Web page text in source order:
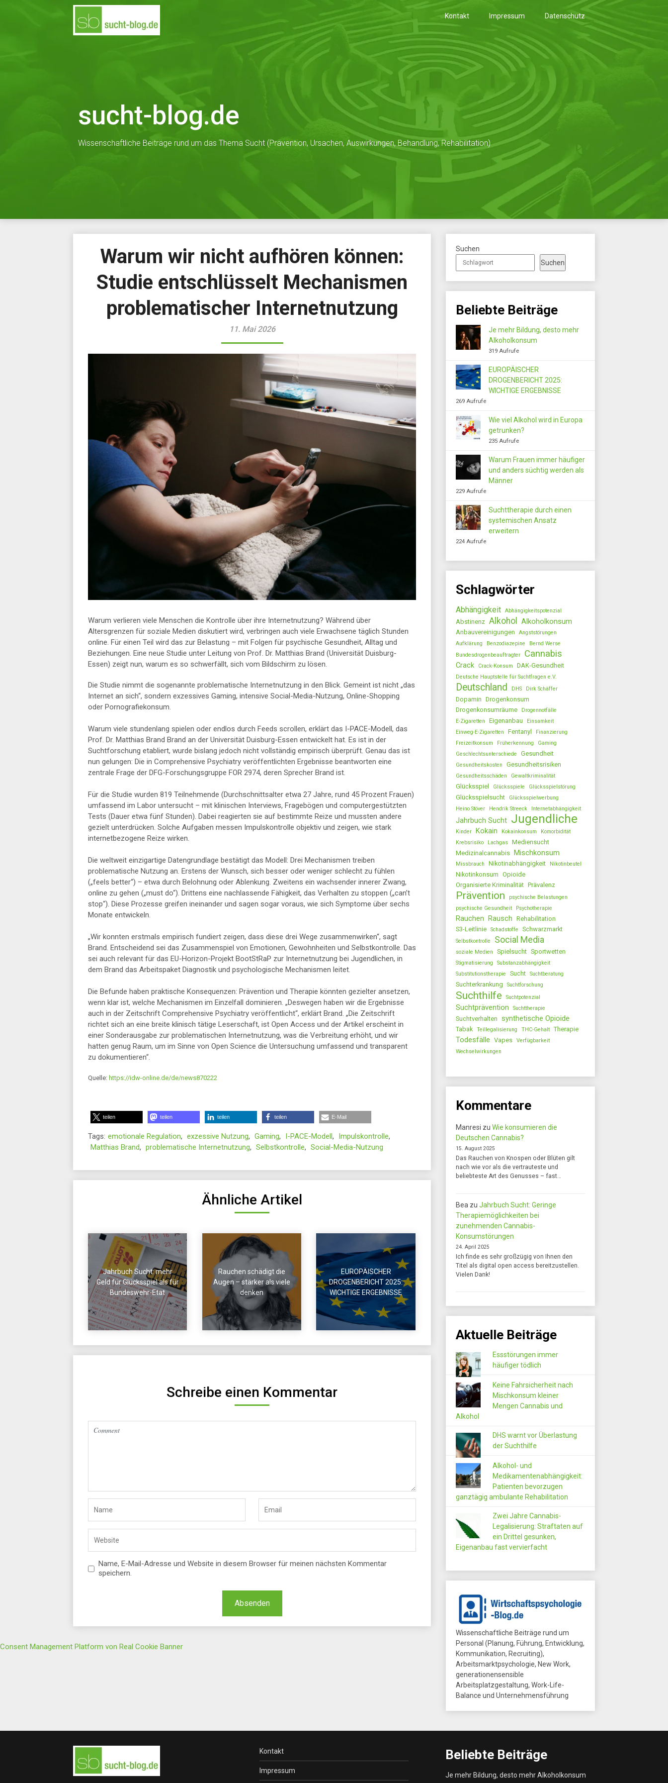
Kontakt Impressum Datenschutz
sucht-blog.de
Wissenschaftliche Beiträge rund um das Thema Sucht (Prävention, Ursachen, Auswirkungen, Behandlung, Rehabilitation)
Warum wir nicht aufhören können:
Studie entschlüsselt Mechanismen
problematischer Internetnutzung
11. Mai 2026
Warum verlieren viele Menschen die Kontrolle über ihre Internetnutzung? Während über
Altersgrenzen für soziale Medien diskutiert wird, verbringen auch viele Erwachsene täglich Stunden
online. Für einen Teil wird das zur Belastung – mit Folgen für psychische Gesundheit, Alltag und
Beziehungen. Eine neue Studie unter Leitung von Prof. Dr. Matthias Brand (Universität Duisburg-
Essen) zeigt nun, warum es so schwerfällt, sich vom Bildschirm zu lösen.
Die Studie nimmt die sogenannte problematische Internetnutzung in den Blick. Gemeint ist nicht „das
Internet an sich“, sondern exzessives Gaming, intensive Social-Media-Nutzung, Online-Shopping
oder Pornografiekonsum.
Warum viele stundenlang spielen oder endlos durch Feeds scrollen, erklärt das I-PACE-Modell, das
Prof. Dr. Matthias Brand Brand an der Universität Duisburg-Essen entwickelt hat. Es ist in der
Suchtforschung etabliert, wurde bislang jedoch nicht vollständig empirisch überprüft. Genau das ist
nun gelungen: Die in Comprehensive Psychiatry veröffentlichten Ergebnisse beantworten eine
zentrale Frage der DFG-Forschungsgruppe FOR 2974, deren Sprecher Brand ist.
Für die Studie wurden 819 Teilnehmende (Durchschnittsalter etwa 27 Jahre, rund 45 Prozent Frauen)
umfassend im Labor untersucht – mit klinischen Interviews, Fragebögen und computergestützten
Tests (Dauer etwa fünf Stunden). Dabei reagierten sie auf bestimmte Reize und mussten andere
gezielt unterdrücken. Solche Aufgaben messen Impulskontrolle objektiv und zeigen, wie stark
internetbezogene Reize wirken.
Die weltweit einzigartige Datengrundlage bestätigt das Modell: Drei Mechanismen treiben
problematische Nutzung an. Erstens der Wunsch, sich besser oder weniger schlecht zu fühlen
(„feels better“) – etwa durch Belohnung oder Ablenkung. Zweitens ein wachsender innerer Zwang,
online zu gehen („must do“). Drittens eine nachlassende Fähigkeit, das Verhalten zu stoppen („can’t
stop“). Diese Prozesse greifen ineinander und sagen sogar voraus, wie sich Symptome über sechs
Monate entwickeln.
„Wir konnten erstmals empirisch fundiert zeigen, dass diese drei Wege zusammenwirken“, sagt
Brand. Entscheidend sei das Zusammenspiel von Emotionen, Gewohnheiten und Selbstkontrolle. Das
sei auch relevant für das EU-Horizon-Projekt BootStRaP zur Internetnutzung bei Jugendlichen, in
dem Brand das Arbeitspaket Diagnostik und psychologische Mechanismen leitet.
Die Befunde haben praktische Konsequenzen: Prävention und Therapie könnten gezielter ansetzen,
wenn klar ist, welche Mechanismen im Einzelfall dominieren. „Deswegen haben wir die Ergebnisse
auch in der Zeitschrift Comprehensive Psychiatry veröffentlicht“, erklärt Brand. „Die Zeitschrift
richtet sich an eine breite klinisch tätige Leserschaft, ist Open Access und der Artikel erscheint in
einer Sonderausgabe zur problematischen Internetnutzung, was die Verbreitung erhöht, und wir
hatten genug Raum, um im Sinne von Open Science die Untersuchung umfassend und transparent
zu dokumentieren“.
Quelle: https://idw-online.de/de/news870222
teilen teilen teilen teilen E-Mail
Tags: emotionale Regulation, exzessive Nutzung, Gaming, I-PACE-Modell, Impulskontrolle,
Matthias Brand, problematische Internetnutzung, Selbstkontrolle, Social-Media-Nutzung
Ähnliche Artikel
Jahrbuch Sucht: mehr
Geld für Glücksspiel als für
Bundeswehr-Etat
Rauchen schädigt die
Augen – stärker als viele
denken
EUROPÄISCHER
DROGENBERICHT 2025:
WICHTIGE ERGEBNISSE
Schreibe einen Kommentar
Name, E-Mail-Adresse und Website in diesem Browser für meinen nächsten Kommentar
speichern.
Suchen
Suchen
Beliebte Beiträge
Je mehr Bildung, desto mehr
Alkoholkonsum
319 Aufrufe
EUROPÄISCHER
DROGENBERICHT 2025:
WICHTIGE ERGEBNISSE
269 Aufrufe
Wie viel Alkohol wird in Europa
getrunken?
235 Aufrufe
Warum Frauen immer häufiger
und anders süchtig werden als
Männer
229 Aufrufe
Suchttherapie durch einen
systemischen Ansatz
erweitern
224 Aufrufe
Schlagwörter
Abhängigkeit Abhängigkeitspotenzial
Abstinenz Alkohol Alkoholkonsum
Anbauvereinigungen
Angststörungen
Aufklärung
Benzodiazepine
Bernd Werse
Bundesdrogenbeauftragter
Cannabis
Crack Crack-Konsum DAK-Gesundheit
Deutsche Hauptstelle für Suchtfragen e.V.
Deutschland DHS Dirk Schäffer
Dopamin Drogenkonsum
Drogenkonsumräume
Drogennotfälle
E-Zigaretten
Eigenanbau
Einsamkeit
Einweg-E-Zigaretten
Fentanyl
Finanzierung
Freizeitkonsum
Früherkennung
Gaming
Geschlechtsunterschiede
Gesundheit
Gesundheitskosten Gesundheitsrisiken
Gesundheitsschäden Gewaltkriminalität
Glücksspiel Glücksspiele Glücksspielstörung
Glücksspielsucht
Glücksspielwerbung
Heino Stöver
Hendrik Streeck Internetabhängigkeit
Jahrbuch Sucht Jugendliche
Kinder Kokain Kokainkonsum
Komorbidität
Krebsrisiko
Lachgas
Mediensucht
Medizinalcannabis Mischkonsum
Missbrauch Nikotinabhängigkeit Nikotinbeutel
Nikotinkonsum Opioide
Organisierte Kriminalität Prävalenz
Prävention
psychische Belastungen
psychische Gesundheit
Psychotherapie
Rauchen Rausch Rehabilitation
S3-Leitlinie
Schadstoffe Schwarzmarkt
Selbstkontrolle Social Media
soziale Medien Spielsucht Sportwetten
Stigmatisierung
Substanzabhängigkeit
Substitutionstherapie
Sucht Suchtberatung
Suchterkrankung Suchtforschung
Suchthilfe Suchtpotenzial
Suchtprävention Suchttherapie
Suchtverhalten synthetische Opioide
Tabak Teillegalisierung THC-Gehalt Therapie
Todesfälle Vapes
Verfügbarkeit
Wechselwirkungen
Kommentare
Manresi zu Wie konsumieren die
Deutschen Cannabis?
15. August 2025
Das Rauchen von Knospen oder Blüten gilt
nach wie vor als die vertrauteste und
beliebteste Art des Genusses – fast…
Bea zu Jahrbuch Sucht: Geringe
Therapiemöglichkeiten bei
zunehmenden Cannabis-
Konsumstörungen
24. April 2025
Ich finde es sehr großzügig von Ihnen den
Titel als digital open access bereitzustellen.
Vielen Dank!
Aktuelle Beiträge
Essstörungen immer
häufiger tödlich
Keine Fahrsicherheit nach
Mischkonsum kleiner
Mengen Cannabis und
Alkohol
DHS warnt vor Überlastung
der Suchthilfe
Alkohol- und
Medikamentenabhängigkeit:
Patienten bevorzugen
ganztägig ambulante Rehabilitation
Zwei Jahre Cannabis-
Legalisierung: Straftaten auf
ein Drittel gesunken,
Eigenanbau fast vervierfacht
Wissenschaftliche Beiträge rund um
Personal (Planung, Führung, Entwicklung,
Kommunikation, Recruiting),
Arbeitsmarktpsychologie, New Work,
generationensensible
Arbeitsplatzgestaltung, Work-Life-
Balance und Unternehmensführung
Kontakt
Impressum
Beliebte Beiträge
Je mehr Bildung, desto mehr Alkoholkonsum
Consent Management Platform von Real Cookie Banner